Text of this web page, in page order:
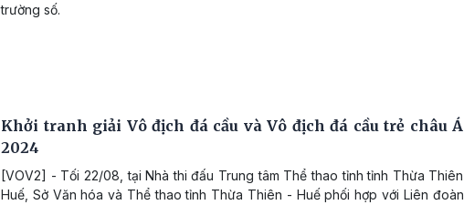
trường số.
Khởi tranh giải Vô địch đá cầu và Vô địch đá cầu trẻ châu Á
2024
[VOV2] - Tối 22/08, tại Nhà thi đấu Trung tâm Thể thao tỉnh tỉnh Thừa Thiên
Huế, Sở Văn hóa và Thể thao tỉnh Thừa Thiên - Huế phối hợp với Liên đoàn